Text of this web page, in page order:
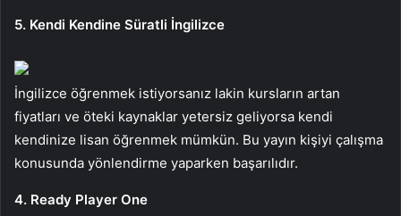
5. Kendi Kendine Süratli İngilizce
İngilizce öğrenmek istiyorsanız lakin kursların artan
fiyatları ve öteki kaynaklar yetersiz geliyorsa kendi
kendinize lisan öğrenmek mümkün. Bu yayın kişiyi çalışma
konusunda yönlendirme yaparken başarılıdır.
4. Ready Player One